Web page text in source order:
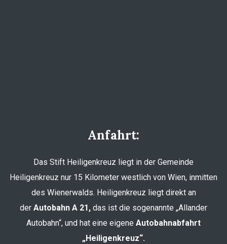
Anfahrt:
Das Stift Heiligenkreuz liegt in der Gemeinde
Heiligenkreuz nur 15 Kilometer westlich von Wien, inmitten
des Wienerwalds. Heiligenkreuz liegt direkt an
der Autobahn A 21, das ist die sogenannte „Allander
Autobahn“, und hat eine eigene Autobahnabfahrt
„Heiligenkreuz“.